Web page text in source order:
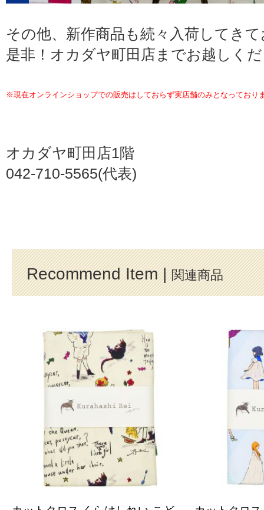
その他、新作商品も続々入荷してき
是非！オカダヤ町田店までお越しく
※現在オンラインショップでの販売はしておらず実店舗のみとなっており
オカダヤ町田店1階
042-710-5565(代表)
Recommend Item |関連商品